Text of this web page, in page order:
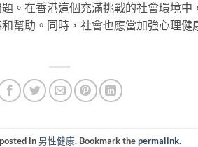
。在香港這個充滿挑戰的社會環境中
幫助。同時，社會也應當加強心理健
in 男性健康. Bookmark thepermalink.